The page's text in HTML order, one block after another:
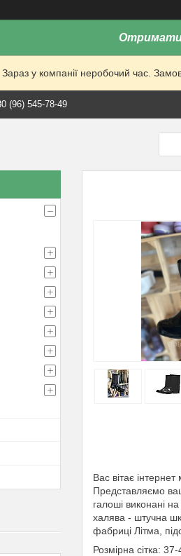
Отримати
Зараз у компанії неробочий час.
(96) 545-78-49
Вас вітає
Представляємо
галоші виконані
халява - штучна
фабриці Літма,
Розмірна сітка: